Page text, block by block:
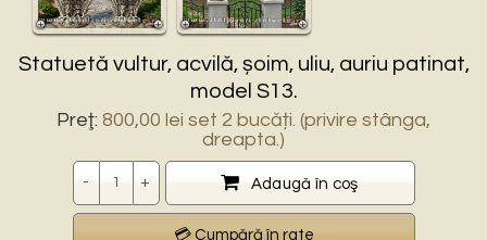
Statuetă vultur, acvilă, șoim, uliu, auriu patinat,
model S13.
Preţ: 800,00 lei set 2 bucăți. (privire stânga,
dreapta.)
Adaugă în coş